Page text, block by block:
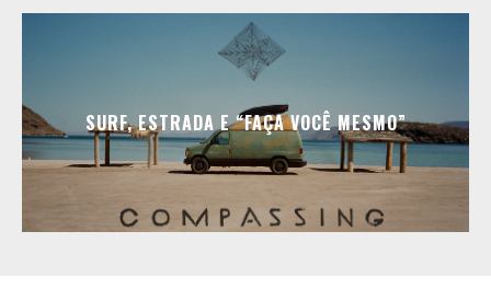
SURF, ESTRADA E “FAÇA VOCÊ MESMO”